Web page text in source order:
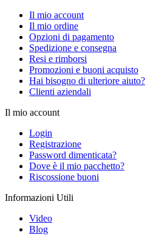
Il mio account
Il mio ordine
Opzioni di pagamento
Spedizione e consegna
Resi e rimborsi
Promozioni e buoni acquisto
Hai bisogno di ulteriore aiuto?
Clienti aziendali
Il mio account
Login
Registrazione
Password dimenticata?
Dove è il mio pacchetto?
Riscossione buoni
Informazioni Utili
Video
Blog